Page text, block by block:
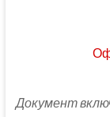
Документ